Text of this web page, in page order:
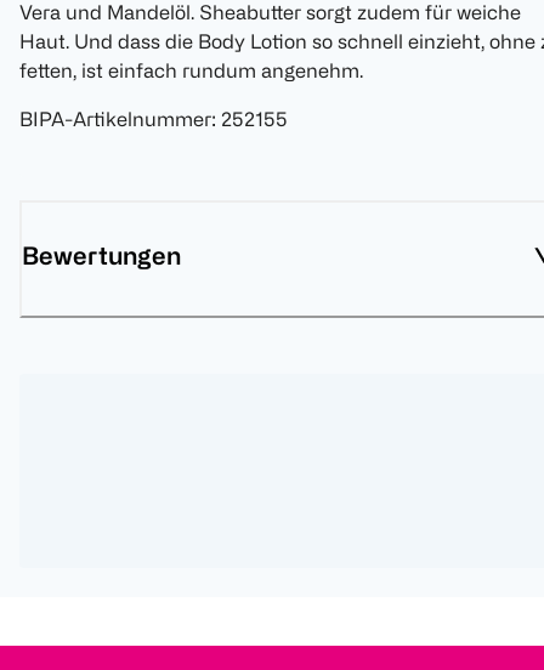
Vera und Mandelöl. Sheabutter sorgt zudem für weiche
Haut. Und dass die Body Lotion so schnell einzieht, ohne
fetten, ist einfach rundum angenehm.
BIPA-Artikelnummer: 252155
Bewertungen